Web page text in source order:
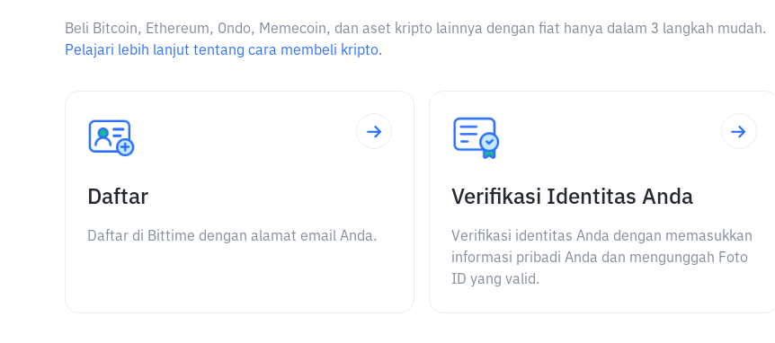
Beli Bitcoin, Ethereum, Ondo, Memecoin, dan aset kripto lainnya dengan fiat hanya dalam 3 langkah mudah.
Pelajari lebih lanjut tentang cara membeli kripto.
Daftar
Daftar di Bittime dengan alamat email Anda.
Verifikasi Identitas Anda
Verifikasi identitas Anda dengan memasukkan
informasi pribadi Anda dan mengunggah Foto
ID yang valid.